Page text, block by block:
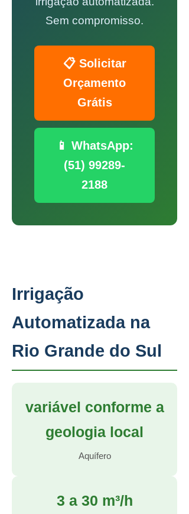
Sem compromisso.
📋 Solicitar
Orçamento
Grátis
📱 WhatsApp:
(51) 99289-
2188
Irrigação
Automatizada na
Rio Grande do Sul
variável conforme a
geologia local
Aquífero
3 a 30 m³/h